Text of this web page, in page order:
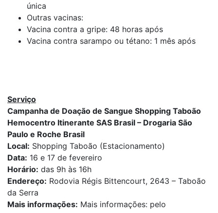
única
Outras vacinas:
Vacina contra a gripe: 48 horas após
Vacina contra sarampo ou tétano: 1 mês após
Serviço
Campanha de Doação de Sangue Shopping Taboão
Hemocentro Itinerante SAS Brasil – Drogaria São
Paulo e Roche Brasil
Local: Shopping Taboão (Estacionamento)
Data: 16 e 17 de fevereiro
Horário: das 9h às 16h
Endereço: Rodovia Régis Bittencourt, 2643 – Taboão
da Serra
Mais informações: Mais informações: pelo